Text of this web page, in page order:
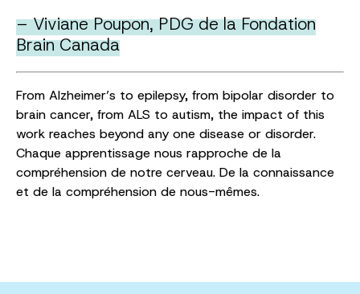
– Viviane Poupon, PDG de la Fondation
Brain Canada
From Alzheimer’s to epilepsy, from bipolar disorder to
brain cancer, from ALS to autism, the impact of this
work reaches beyond any one disease or disorder.
Chaque apprentissage nous rapproche de la
compréhension de notre cerveau. De la connaissance
et de la compréhension de nous-mêmes.